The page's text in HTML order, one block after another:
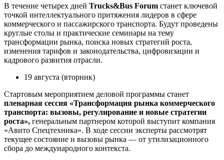
В течение четырех дней Trucks&Bus Forum станет ключевой
точкой интеллектуального притяжения лидеров в сфере
коммерческого и пассажирского транспорта. Будут проведены
круглые столы и практические семинары на тему
трансформации рынка, поиска новых стратегий роста,
изменения тарифов и законодательства, цифровизации и
кадрового развития отрасли.
19 августа (вторник)
Стартовым мероприятием деловой программы станет
пленарная сессия «Трансформация рынка коммерческого
транспорта: вызовы, регулирование и новые стратегии
роста», генеральным партнером которой выступит компания
«Авито Спецтехника». В ходе сессии эксперты рассмотрят
текущее состояние и вызовы рынка — от утилизационного
сбора до международного контекста.